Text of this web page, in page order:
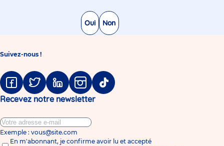
Non
Oui
Suivez-nous !
Facebook
TwitterLinkedinInstagram
Tiktok
Recevez notre newsletter
Exemple : vous@site.com
En m'abonnant, je confirme avoir lu et accepté